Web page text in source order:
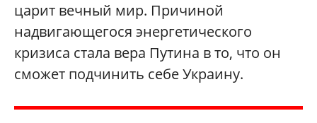
царит вечный мир. Причиной
надвигающегося энергетического
кризиса стала вера Путина в то, что он
сможет подчинить себе Украину.